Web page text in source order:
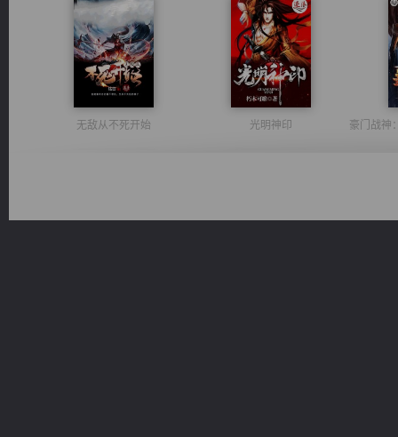
无敌从不死开始 光明神印